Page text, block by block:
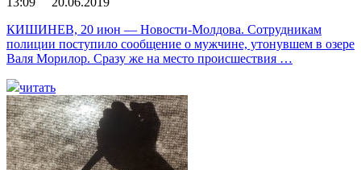
КИШИНЕВ, 20 июн — Новости-Молдова. Сотрудникам
полиции поступило сообщение о мужчине, утонувшем в озере
Валя Морилор. Сразу же на место происшествия …
читать